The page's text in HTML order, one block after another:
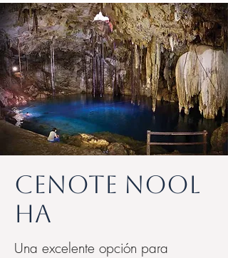
Cenote Nool
Ha
Una excelente opción para